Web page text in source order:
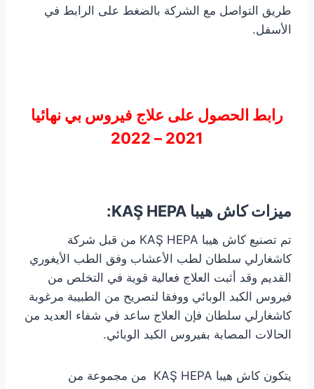
طريق التواصل مع الشركة بالضغط على الرابط في
الأسفل.
رابط الحصول على علاج فيروس بي نهائيا
2021 – 2022
ميزات كاش هيبا KAŞ HEPA:
تم تصنيع كاش هيبا KAŞ HEPA من قبل شركة
كاشغارلي سلطان لطب الأعشاب وفق الطب الأيغوري
القديم وقد أثبت العلاج فعالية قوية في التخلص من
فيروس الكبد الوبائي ووفقا لتصريح من الطبيبة مرغوبة
كاشغارلي سلطان فإن العلاج ساعد في شفاء العديد من
الحالات المصابة بفيروس الكبد الوبائي.
يتكون كاش هيبا KAŞ HEPA من مجموعة من